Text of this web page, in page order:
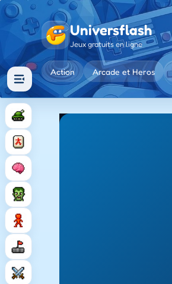
Universflash
Jeux gratuits en ligne
Action Arcade et Heros